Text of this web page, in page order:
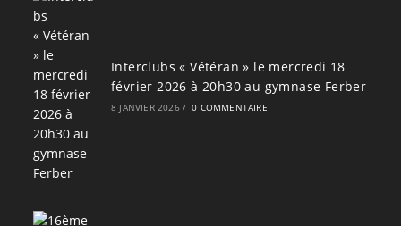
Interclubs « Vétéran » le mercredi 18
février 2026 à 20h30 au gymnase Ferber
8 JANVIER 2026 / 0 COMMENTAIRE